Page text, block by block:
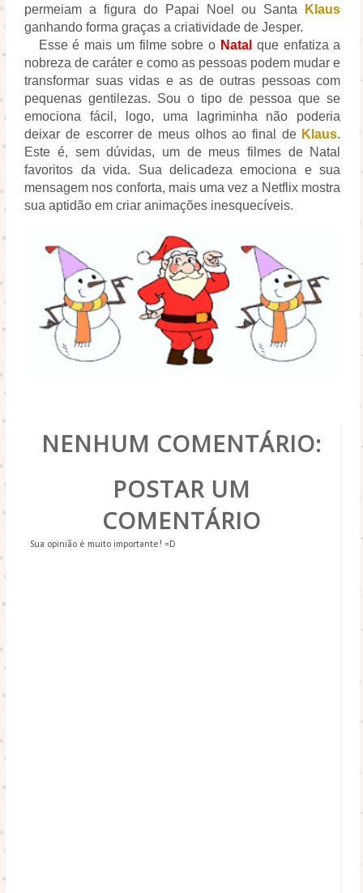
permeiam a figura do Papai Noel ou Santa
Klaus
ganhando forma graças a criatividade de Jesper.
Esse é mais um filme sobre o Natal que enfatiza a
nobreza de caráter e como as pessoas podem mudar e
transformar suas vidas e as de outras pessoas com
pequenas gentilezas. Sou o tipo de pessoa que se
emociona fácil, logo, uma lagriminha não poderia
deixar de escorrer de meus olhos ao final de Klaus.
Este é, sem dúvidas, um de meus filmes de Natal
favoritos da vida. Sua delicadeza emociona e sua
mensagem nos conforta, mais uma vez a Netflix mostra
sua aptidão em criar animações inesquecíveis.
NENHUM COMENTÁRIO:
POSTAR UM
COMENTÁRIO
Sua opinião é muito importante! =D